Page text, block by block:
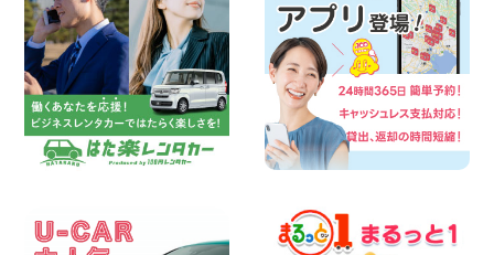
兵庫駅前店はミニバンも安い!! 兵庫県 兵
庫駅前店
100円レンタカー 兵庫駅前
2026年08月08日
人気の『 軽 トラック 』 ご予約はお早め
に♪ 広島県 ベイシティ宇品店
100円レンタカー ベイシティ宇品
2026年08月08日
100円レンタカー 四日市インター
2026年08月08日